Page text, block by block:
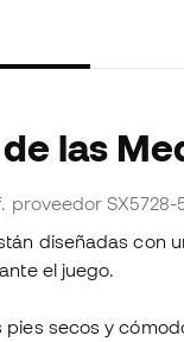
las
proveedor SX5728-
diseñadas con
el juego.
pies secos y